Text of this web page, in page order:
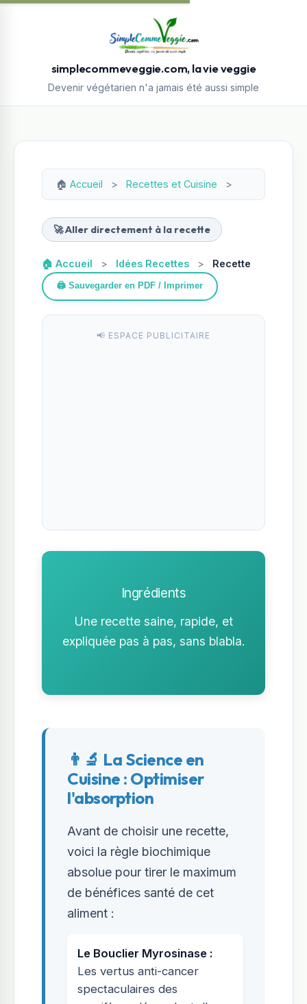
simplecommeveggie.com, la vie veggie
Devenir végétarien n'a jamais été aussi simple
🏠 Accueil > Recettes et Cuisine >
🚀 Aller directement à la recette
🏠 Accueil > Idées Recettes > Recette
🖨️ Sauvegarder en PDF / Imprimer
📢 ESPACE PUBLICITAIRE
Ingrédients
Une recette saine, rapide, et
expliquée pas à pas, sans blabla.
👨‍🔬 La Science en
Cuisine : Optimiser
l'absorption
Avant de choisir une recette,
voici la règle biochimique
absolue pour tirer le maximum
de bénéfices santé de cet
aliment :
Le Bouclier Myrosinase :
Les vertus anti-cancer
spectaculaires des